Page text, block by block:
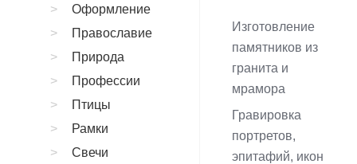
Изготовление
памятников из
гранита и
мрамора
Гравировка
портретов,
эпитафий, икон
Оформление
Православие
Природа
Профессии
Птицы
Рамки
Свечи